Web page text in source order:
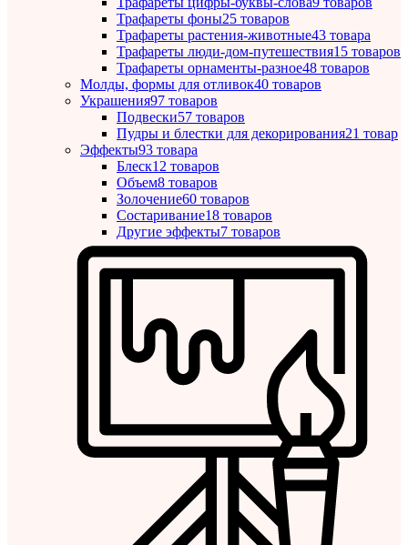
Трафареты фоны25 товаров
Трафареты растения-животные43 товара
Трафареты люди-дом-путешествия15 товаров
Трафареты орнаменты-разное48 товаров
Молды, формы для отливок40 товаров
Украшения97 товаров
Подвески57 товаров
Пудры и блестки для декорирования21 товар
Эффекты93 товара
Блеск12 товаров
Объем8 товаров
Золочение60 товаров
Состаривание18 товаров
Другие эффекты7 товаров